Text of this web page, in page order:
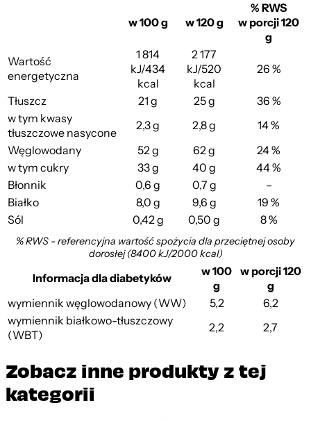
w 100 g w 120 g
% RWS
w porcji 120
g
Wartość
energetyczna
1 814
kJ/434
kcal
2 177
kJ/520
kcal
26 %
Tłuszcz 21 g 25 g
36 %
w tym kwasy
tłuszczowe nasycone
2,3 g 2,8 g
14 %
Węglowodany
52 g 62 g
24 %
w tym cukry
33 g 40 g
44 %
Błonnik
0,6 g 0,7 g
–
Białko
8,0 g 9,6 g
19 %
Sól
0,42 g 0,50 g 8 %
% RWS - referencyjna wartość spożycia dla przeciętnej osoby
dorosłej (8400 kJ/2000 kcal)
Informacja dla diabetyków
w 100
g
w porcji 120
g
wymiennik węglowodanowy (WW)
5,2
6,2
wymiennik białkowo-tłuszczowy
(WBT)
2,2 2,7
Zobacz inne produkty z tej
kategorii